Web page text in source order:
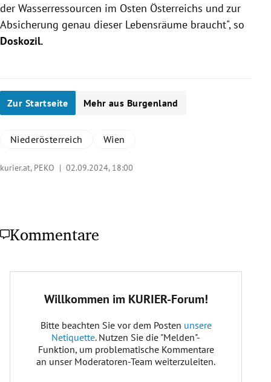
der Wasserressourcen im Osten Österreichs und zur
Absicherung genau dieser Lebensräume braucht", so
Doskozil.
Zur Startseite Mehr aus Burgenland
Niederösterreich Wien
kurier.at, PEKO | 02.09.2024, 18:00
Kommentare